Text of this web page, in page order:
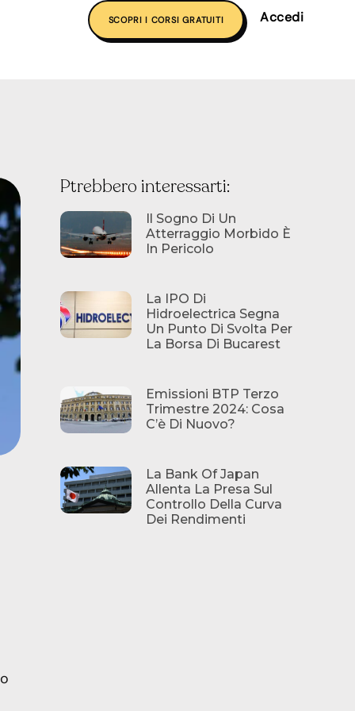
SCOPRI I CORSI GRATUITI Accedi
Ptrebbero interessarti:
Il Sogno Di Un
Atterraggio Morbido È
In Pericolo
La IPO Di
Hidroelectrica Segna
Un Punto Di Svolta Per
La Borsa Di Bucarest
Emissioni BTP Terzo
Trimestre 2024: Cosa
C’è Di Nuovo?
La Bank Of Japan
Allenta La Presa Sul
Controllo Della Curva
Dei Rendimenti